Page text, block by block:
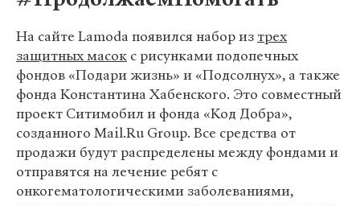
На сайте Lamoda появился набор из трех
защитных масок с рисунками подопечных
фондов «Подари жизнь» и «Подсолнух», а также
фонда Константина Хабенского. Это совместный
проект Ситимобил и фонда «Код Добра»,
созданного Mail.Ru Group. Все средства от
продажи будут распределены между фондами и
отправятся на лечение ребят с
онкогематологическими заболеваниями,